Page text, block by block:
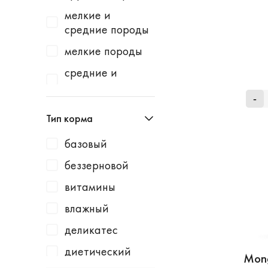
Homefish
Milbemax
Monge
N1
Neoterica
Organic Choice
Orijen
водоросли
говядина
говядина /
картофель
говядина /
клюква
курица
говядина /
малина
говядина /
мелкие и
средние породы
мелкие породы
средние и
Тип корма
базовый
беззерновой
витамины
влажный
деликатес
диетический
-